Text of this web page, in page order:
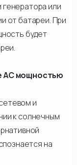
или
от батареи. При
будет
АС мощностью
и
к солнечным
на